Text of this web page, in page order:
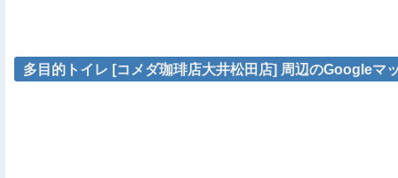
多目的トイレ [コメダ珈琲店大井松田店] 周辺のGoogleマ